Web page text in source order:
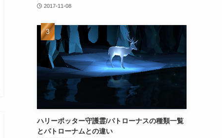
2017-11-08
ハリーポッター守護霊/パトローナスの種類一覧
とパトローナムとの違い